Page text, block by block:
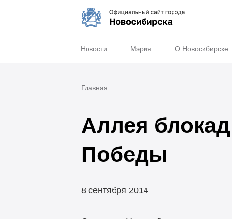
Новости Мэрия О Новосибирске
Главная
Аллея
Победы
8 сентября 2014